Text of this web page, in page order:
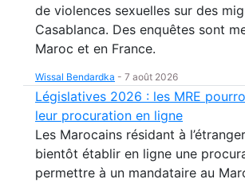
de violences sexuelles sur des
Casablanca. Des enquêtes sont
Maroc et en France.
Wissal Bendardka - 7 août 2026
Législatives 2026 : les MRE
leur procuration en ligne
Les Marocains résidant à
bientôt établir en ligne une
permettre à un mandataire au